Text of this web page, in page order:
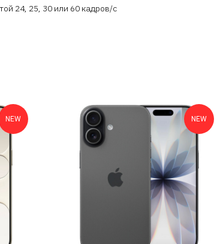
24, 25, 30 или 60 кадров/ с
NEW NEW